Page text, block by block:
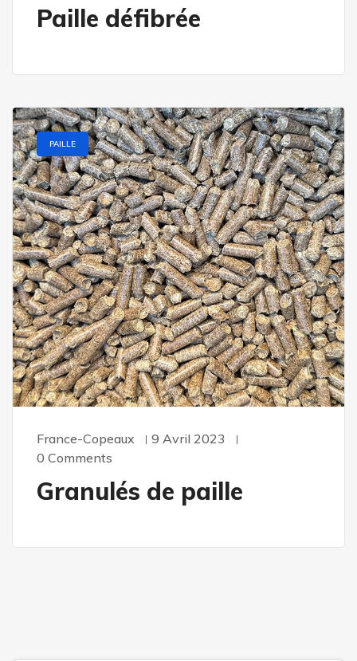
Paille défibrée
PAILLE
France-Copeaux
9 Avril 2023
0 Comments
Granulés de paille